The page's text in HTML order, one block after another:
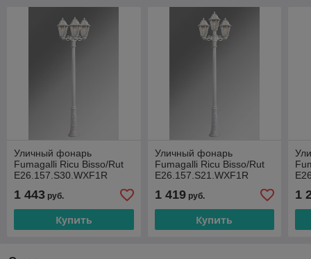
Уличный фонарь
Fumagalli Ricu Bisso/Rut
E26.157.S30.WXF1R
1 443 руб.
Купить
Уличный фонарь
Fumagalli Ricu Bisso/Rut
E26.157.S21.WXF1R
1 419руб.
Купить
1